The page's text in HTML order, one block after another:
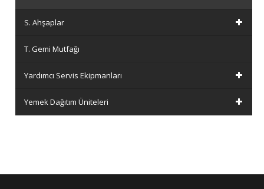
S. Ahşaplar
T. Gemi Mutfağı
Yardımcı Servis Ekipmanları
Yemek Dağıtım Üniteleri